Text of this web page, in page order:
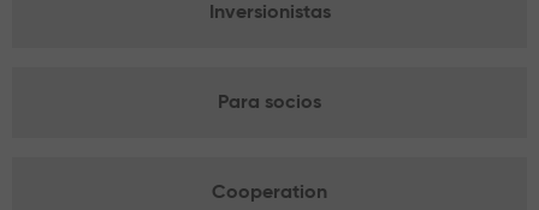
Inversionistas
Para socios
Cooperation